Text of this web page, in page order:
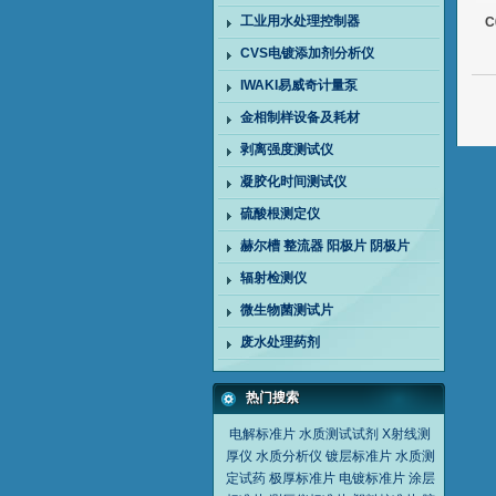
工业用水处理控制器
CVS电镀添加剂分析仪
IWAKI易威奇计量泵
金相制样设备及耗材
剥离强度测试仪
凝胶化时间测试仪
硫酸根测定仪
赫尔槽 整流器 阳极片 阴极片
辐射检测仪
微生物菌测试片
废水处理药剂
热门搜索
电解标准片 水质测试试剂 X射线测
厚仪 水质分析仪 镀层标准片 水质测
定试药 极厚标准片 电镀标准片 涂层